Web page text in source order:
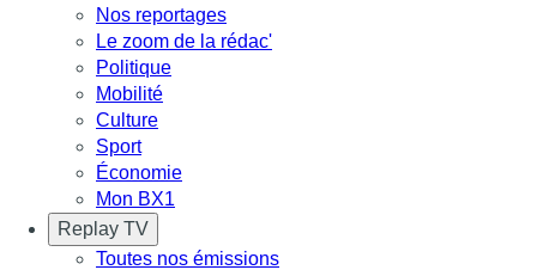
Nos reportages
Le zoom de la rédac'
Politique
Mobilité
Culture
Sport
Économie
Mon BX1
Replay TV
Toutes nos émissions